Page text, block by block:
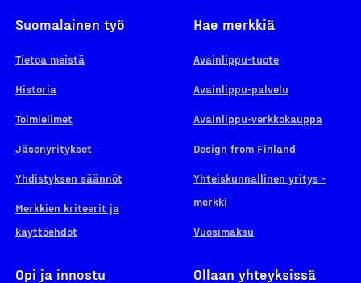
Suomalainen työ
Tietoa meistä
Historia
Toimielimet
Jäsenyritykset
Yhdistyksen säännöt
Merkkien kriteerit ja
käyttöehdot
Hae merkkiä
Avainlippu-tuote
Avainlippu-palvelu
Avainlippu-verkkokauppa
Design from Finland
Yhteiskunnallinen yritys -
merkki
Vuosimaksu
Opi ja innostu Ollaan yhteyksissä